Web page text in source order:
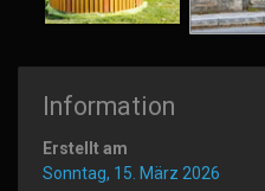
Information
Erstellt am
Sonntag, 15. März 2026